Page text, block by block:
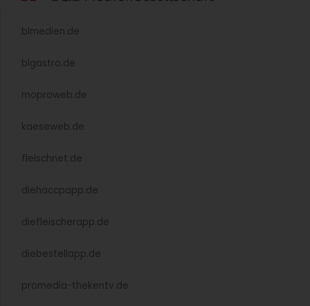
des Jahres 2025
Manager des Jahres 2025 am 8. Oktober.